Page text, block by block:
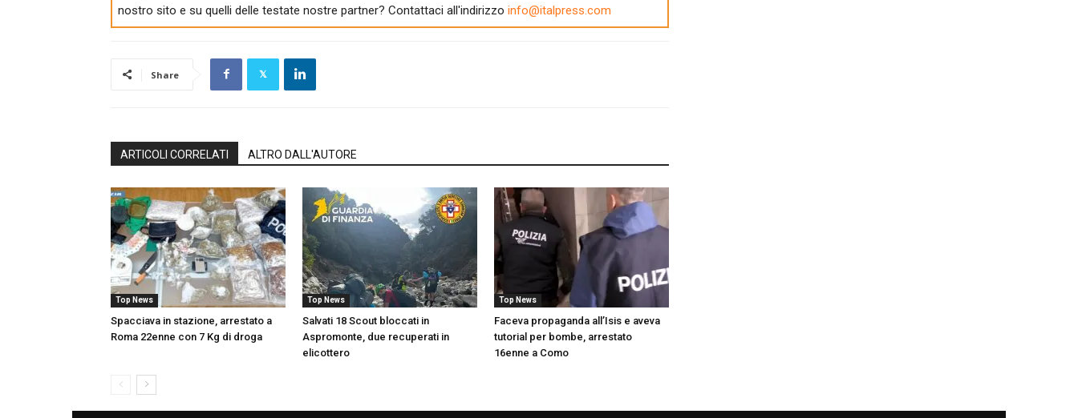
nostro sito e su quelli delle testate nostre partner? Contattaci all'indirizzo info@italpress.com
Share
ARTICOLI CORRELATI ALTRO DALL'AUTORE
Top News
Spacciava in stazione, arrestato a
Roma 22enne con 7 Kg di droga
Top News
Salvati 18 Scout bloccati in
Aspromonte, due recuperati in
elicottero
Top News
Faceva propaganda all’Isis e aveva
tutorial per bombe, arrestato
16enne a Como